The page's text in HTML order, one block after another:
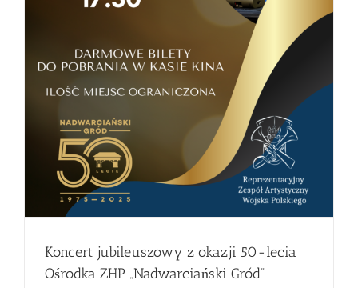
Koncert jubileuszowy z okazji 50-lecia
Ośrodka ZHP „Nadwarciański Gród”